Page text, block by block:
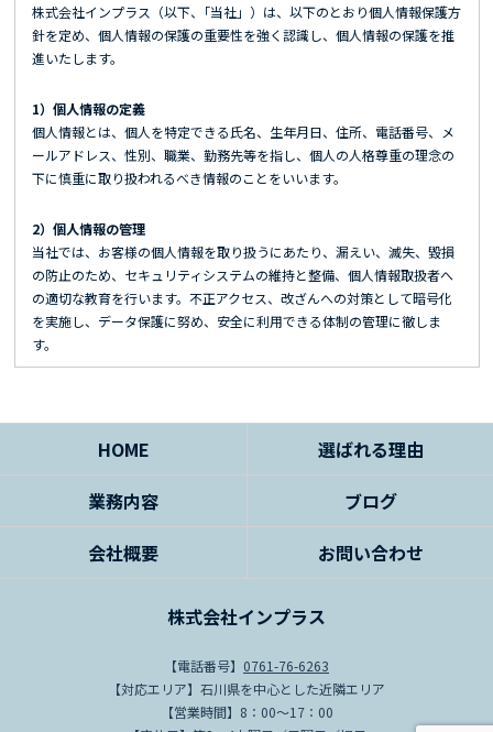
株式会社インプラス（以下、｢当社」）は、以下のとおり個人情報保護方
針を定め、個人情報の保護の重要性を強く認識し、個人情報の保護を推
進いたします。
1）個人情報の定義
個人情報とは、個人を特定できる氏名、生年月日、住所、電話番号、メ
ールアドレス、性別、職業、勤務先等を指し、個人の人格尊重の理念の
下に慎重に取り扱われるべき情報のことをいいます。
2）個人情報の管理
当社では、お客様の個人情報を取り扱うにあたり、漏えい、滅失、毀損
の防止のため、セキュリティシステムの維持と整備、個人情報取扱者へ
の適切な教育を行います。不正アクセス、改ざんへの対策として暗号化
を実施し、データ保護に努め、安全に利用できる体制の管理に徹しま
す。
電話番号、メールアドレス等の個人情報をご提供いただく場合がありま
・お客様からのお問い合わせに回答するため
・お客様からご依頼いただいたサービスを提供するため
（Cookie情報の取得について）
には、お客様が使用されているパソコン等の端末のCookie情報を、当社
自らまたは業務委託先を通じて取得し、これを当社Webサイトご利用時
の利便性向上、当社Webサイトの利用状況に関する統計分析、広告掲載
HOME
選ばれる理由
業務内容
ブログ
会社概要
お問い合わせ
株式会社インプラス
【電話番号】 0761-76-6263
【対応エリア】石川県を中心とした近隣エリア
【営業時間】8：00～17：00